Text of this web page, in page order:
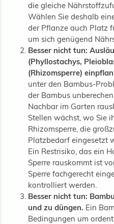
die gleiche
Wählen Sie deshalb
der Pflanze auch Platz
um sich genügend
Besser nicht tun:
(Phyllostachys,
(Rhizomsperre)
unter den Bambus-
der Bambus
Nachbar im Garten
Stellen wächst, wo Sie
Rhizomsperre, die
Platzbedarf eingesetzt
Ein Restrisiko, das ein
Sperre rauskommt ist
Sperre fachgerecht
kontrolliert werden.
Besser nicht tun:
und zu düngen. Ein
Bedingungen um